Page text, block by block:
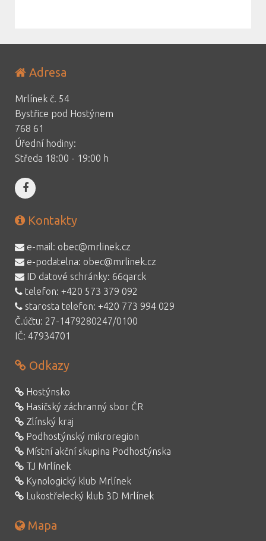
Adresa
Mrlínek č. 54
Bystřice pod Hostýnem
768 61
Úřední hodiny:
Středa 18:00 - 19:00 h
Kontakty
e-mail: obec@mrlinek.cz
e-podatelna: obec@mrlinek.cz
ID datové schránky: 66qarck
telefon: +420 573 379 092
starosta telefon: +420 773 994 029
Č.účtu: 27-1479280247/0100
IČ: 47934701
Odkazy
Hostýnsko
Hasičský záchranný sbor ČR
Zlínský kraj
Podhostýnský mikroregion
Místní akční skupina Podhostýnska
TJ Mrlínek
Kynologický klub Mrlínek
Lukostřelecký klub 3D Mrlínek
Mapa